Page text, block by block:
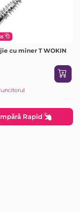
cu miner T WOKIN
Rapid